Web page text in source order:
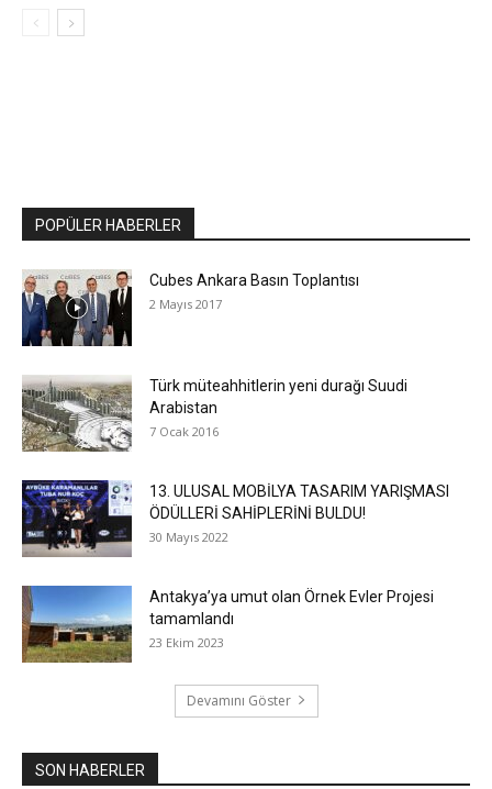
POPÜLER HABERLER
Cubes Ankara Basın Toplantısı
2 Mayıs 2017
Türk müteahhitlerin yeni durağı Suudi
Arabistan
7 Ocak 2016
13. ULUSAL MOBİLYA TASARIM YARIŞMASI
ÖDÜLLERİ SAHİPLERİNİ BULDU!
30 Mayıs 2022
Antakya’ya umut olan Örnek Evler Projesi
tamamlandı
23 Ekim 2023
Devamını Göster
SON HABERLER